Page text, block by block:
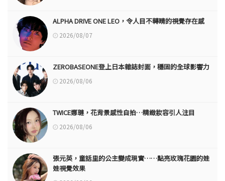
ALPHA DRIVE ONE LEO，令人目不轉睛的視覺存在感
2026/08/07
ZEROBASEONE登上日本雜誌封面，穩固的全球影響力
2026/08/06
TWICE娜璉，花背景感性自拍…精緻妝容引人注目
2026/08/06
張元英，童話里的公主變成現實……點亮玫瑰花園的娃
娃視覺效果